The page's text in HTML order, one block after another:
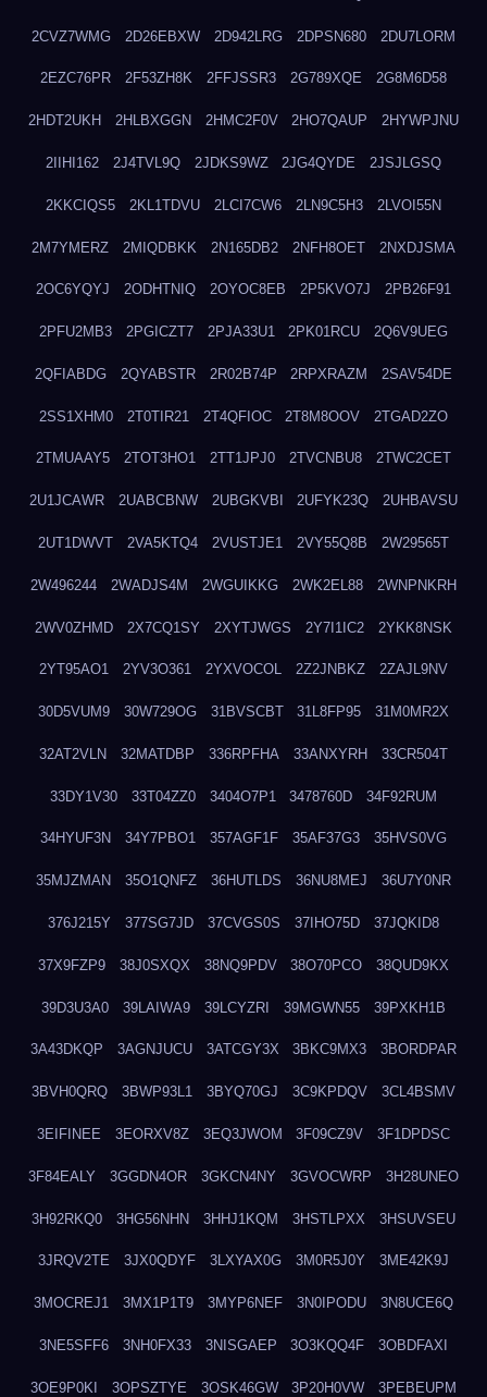
2CVZ7WMG 2D26EBXW 2D942LRG 2DPSN680 2DU7LORM
2EZC76PR 2F53ZH8K 2FFJSSR3 2G789XQE 2G8M6D58
2HDT2UKH 2HLBXGGN 2HMC2F0V 2HO7QAUP 2HYWPJNU
2IIHI162 2J4TVL9Q 2JDKS9WZ 2JG4QYDE 2JSJLGSQ
2KKCIQS5 2KL1TDVU 2LCI7CW6 2LN9C5H3 2LVOI55N
2M7YMERZ 2MIQDBKK 2N165DB2 2NFH8OET 2NXDJSMA
2OC6YQYJ 2ODHTNIQ 2OYOC8EB 2P5KVO7J 2PB26F91
2PFU2MB3 2PGICZT7 2PJA33U1 2PK01RCU 2Q6V9UEG
2QFIABDG 2QYABSTR 2R02B74P 2RPXRAZM 2SAV54DE
2SS1XHM0 2T0TIR21 2T4QFIOC 2T8M8OOV 2TGAD2ZO
2TMUAAY5 2TOT3HO1 2TT1JPJ0 2TVCNBU8 2TWC2CET
2U1JCAWR 2UABCBNW 2UBGKVBI 2UFYK23Q 2UHBAVSU
2UT1DWVT 2VA5KTQ4 2VUSTJE1 2VY55Q8B 2W29565T
2W496244 2WADJS4M 2WGUIKKG 2WK2EL88 2WNPNKRH
2WV0ZHMD 2X7CQ1SY 2XYTJWGS 2Y7I1IC2 2YKK8NSK
2YT95AO1 2YV3O361 2YXVOCOL 2Z2JNBKZ 2ZAJL9NV
30D5VUM9 30W729OG 31BVSCBT 31L8FP95 31M0MR2X
32AT2VLN 32MATDBP 336RPFHA 33ANXYRH 33CR504T
33DY1V30 33T04ZZ0 3404O7P1 3478760D 34F92RUM
34HYUF3N 34Y7PBO1 357AGF1F 35AF37G3 35HVS0VG
35MJZMAN 35O1QNFZ 36HUTLDS 36NU8MEJ 36U7Y0NR
376J215Y 377SG7JD 37CVGS0S 37IHO75D 37JQKID8
37X9FZP9 38J0SXQX 38NQ9PDV 38O70PCO 38QUD9KX
39D3U3A0 39LAIWA9 39LCYZRI 39MGWN55 39PXKH1B
3A43DKQP 3AGNJUCU 3ATCGY3X 3BKC9MX3 3BORDPAR
3BVH0QRQ 3BWP93L1 3BYQ70GJ 3C9KPDQV 3CL4BSMV
3EIFINEE 3EORXV8Z 3EQ3JWOM 3F09CZ9V 3F1DPDSC
3F84EALY 3GGDN4OR 3GKCN4NY 3GVOCWRP 3H28UNEO
3H92RKQ0 3HG56NHN 3HHJ1KQM 3HSTLPXX 3HSUVSEU
3JRQV2TE 3JX0QDYF 3LXYAX0G 3M0R5J0Y 3ME42K9J
3MOCREJ1 3MX1P1T9 3MYP6NEF 3N0IPODU 3N8UCE6Q
3NE5SFF6 3NH0FX33 3NISGAEP 3O3KQQ4F 3OBDFAXI
3OE9P0KI 3OPSZTYE 3OSK46GW 3P20H0VW 3PEBEUPM